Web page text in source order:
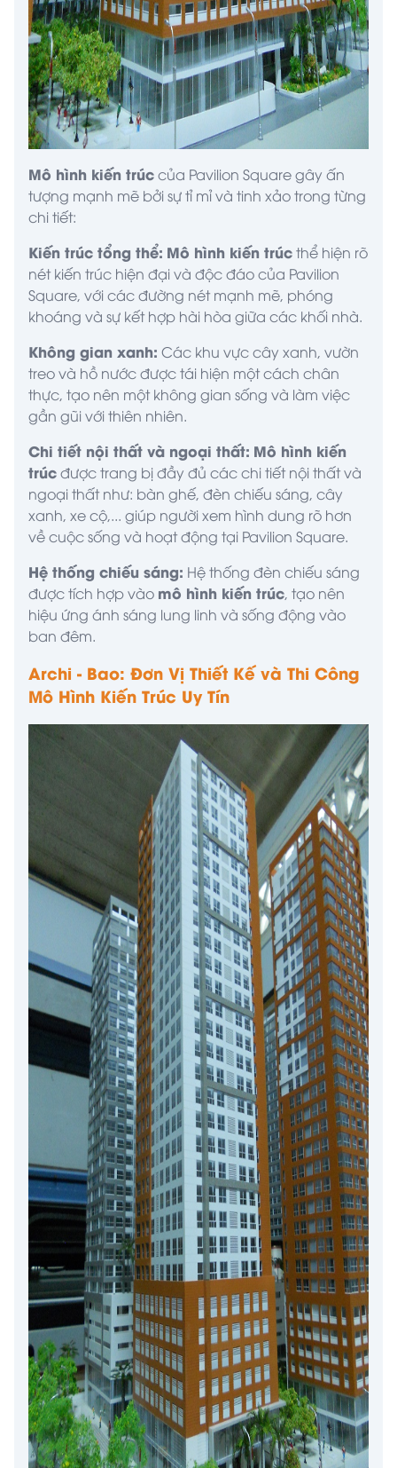
Mô hình kiến trúccủa Pavilion Square gây ấn
tượng mạnh mẽ bởi sự tỉ mỉ và tinh xảo trong từng
chi tiết:
Kiến trúc tổng thể: Mô hình kiến trúcthể hiện rõ
nét kiến trúc hiện đại và độc đáo của Pavilion
Square, với các đường nét mạnh mẽ, phóng
khoáng và sự kết hợp hài hòa giữa các khối nhà.
Không gian xanh: Các khu vực cây xanh, vườn
treo và hồ nước được tái hiện một cách chân
thực, tạo nên một không gian sống và làm việc
gần gũi với thiên nhiên.
Chi tiết nội thất và ngoại thất: Mô hình kiến
trúcđược trang bị đầy đủ các chi tiết nội thất và
ngoại thất như: bàn ghế, đèn chiếu sáng, cây
xanh, xe cộ,... giúp người xem hình dung rõ hơn
về cuộc sống và hoạt động tại Pavilion Square.
Hệ thống chiếu sáng: Hệ thống đèn chiếu sáng
được tích hợp vào mô hình kiến trúc, tạo nên
hiệu ứng ánh sáng lung linh và sống động vào
ban đêm.
Archi - Bao: Đơn Vị Thiết Kế và Thi Công
Mô Hình Kiến Trúc Uy Tín